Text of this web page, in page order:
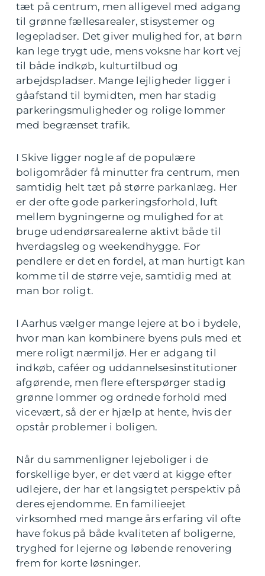
tæt på centrum, men alligevel med adgang
til grønne fællesarealer, stisystemer og
legepladser. Det giver mulighed for, at børn
kan lege trygt ude, mens voksne har kort vej
til både indkøb, kulturtilbud og
arbejdspladser. Mange lejligheder ligger i
gåafstand til bymidten, men har stadig
parkeringsmuligheder og rolige lommer
med begrænset trafik.
I Skive ligger nogle af de populære
boligområder få minutter fra centrum, men
samtidig helt tæt på større parkanlæg. Her
er der ofte gode parkeringsforhold, luft
mellem bygningerne og mulighed for at
bruge udendørsarealerne aktivt både til
hverdagsleg og weekendhygge. For
pendlere er det en fordel, at man hurtigt kan
komme til de større veje, samtidig med at
man bor roligt.
I Aarhus vælger mange lejere at bo i bydele,
hvor man kan kombinere byens puls med et
mere roligt nærmiljø. Her er adgang til
indkøb, caféer og uddannelsesinstitutioner
afgørende, men flere efterspørger stadig
grønne lommer og ordnede forhold med
vicevært, så der er hjælp at hente, hvis der
opstår problemer i boligen.
Når du sammenligner lejeboliger i de
forskellige byer, er det værd at kigge efter
udlejere, der har et langsigtet perspektiv på
deres ejendomme. En familieejet
virksomhed med mange års erfaring vil ofte
have fokus på både kvaliteten af boligerne,
tryghed for lejerne og løbende renovering
frem for korte løsninger.